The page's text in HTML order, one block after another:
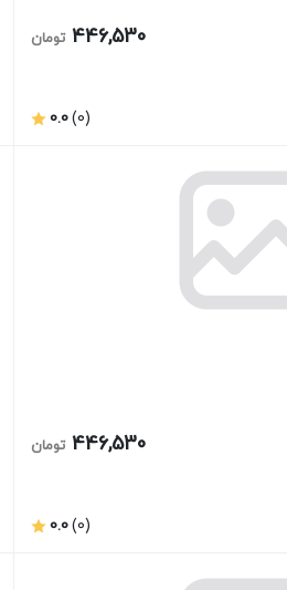
446,530 تومان
0.0(0)
446,530 تومان
0.0(0)